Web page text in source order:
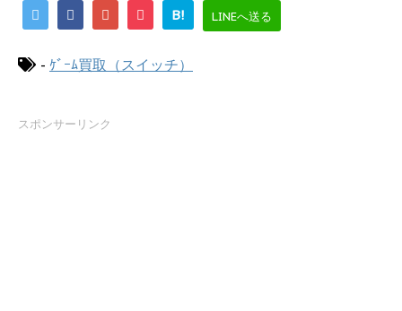
B! LINEへ送る
- ｹﾞｰﾑ買取（スイッチ）
スポンサーリンク